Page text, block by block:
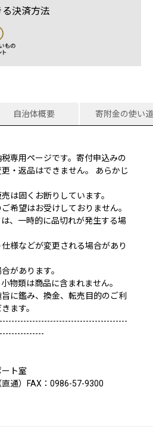
決済方法
自治体概要 寄附金の使い道
専用ページです。寄付申込みの
・返品はできません。 あらかじ
は固くお断りしています。
希望はお受けしておりません。
、一時的に品切れが発生する場
様などが変更される場合があり
があります。
物類は商品に含まれません。
に鑑み、換金、転売目的のご利
ます。
ト室
通）FAX：0986-57-9300